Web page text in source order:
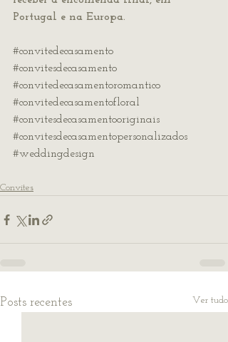
Portugal e na Europa.
#convitedecasamento
#convitesdecasamento
#convitedecasamentoromantico
#convitedecasamentofloral
#convitesdecasamentooriginais
#convitesdecasamentopersonalizados
#weddingdesign
Convites
Posts recentes Ver tudo